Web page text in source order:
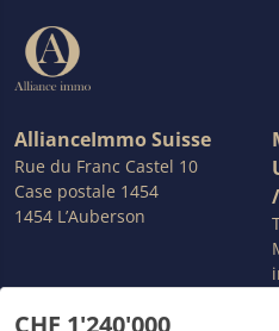
CHF 1'240'000
AllianceImmo Suisse
Rue du Franc Castel 10
Case postale 1454
1454 L’Auberson